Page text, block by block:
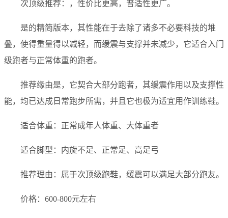
次顶级推荐：，性价比更高，普适性更广。
是的精简版本，其性能在于去除了诸多不必要科技的堆
叠，使得重量得以减轻，而缓震与支撑并未减少，它适合入门
级跑者与正常体重的跑者。
推荐缘由是，它契合大部分跑者，其缓震作用以及支撑性
能，均已达成日常跑步所需，并且它也极为适宜用作训练鞋。
适合体重：正常成年人体重、大体重者
适合脚型：内旋不足、正常足、高足弓
推荐理由：属于次顶级跑鞋，缓震可以满足大部分跑友。
价格：600-800元左右